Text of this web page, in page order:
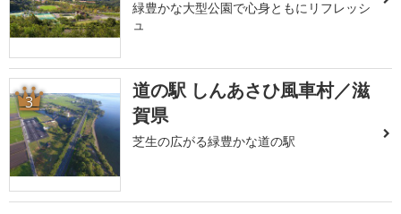
緑豊かな大型公園で心身ともにリフレッシ
ュ
3
道の駅 しんあさひ風車村／滋
賀県
芝生の広がる緑豊かな道の駅